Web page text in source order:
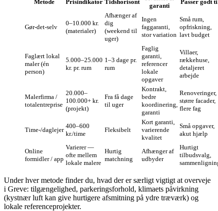
Metode Prisindikator Tidshorisont
garanti
Passer godt
Gør‑det‑selv
0–10.000 kr.
(materialer)
Afhænger af
dig
(weekend til
uger)
Ingen
faggaranti,
stor variation
Små rum,
opfriskning,
lavt budget
Faglært lokal
maler (én
person)
5.000–25.000
kr. pr. rum
1–3 dage pr.
rum
Faglig
garanti,
referencer
lokale
opgaver
Villaer,
rækkehuse,
detaljeret
arbejde
Malerfirma /
totalentreprise
20.000–
100.000+ kr.
(projekt)
Fra få dage
til uger
Kontrakt,
bedre
koordinering,
garanti
Renoveringer,
større facader,
flere fag
Time-/daglejer
400–600
kr./time
Fleksibelt
Kort garanti,
varierende
kvalitet
Små opgaver,
akut hjælp
Online
formidler / app
Varierer —
ofte mellem
lokale malere
Hurtig
matchning
Afhænger af
udbyder
Hurtigt
tilbudsvalg,
Under hver metode finder du, hvad der er særligt vigtigt at overveje
i Greve: tilgængelighed, parkeringsforhold, klimaets påvirkning
(kystnær luft kan give hurtigere afsmitning på ydre træværk) og
lokale referenceprojekter.